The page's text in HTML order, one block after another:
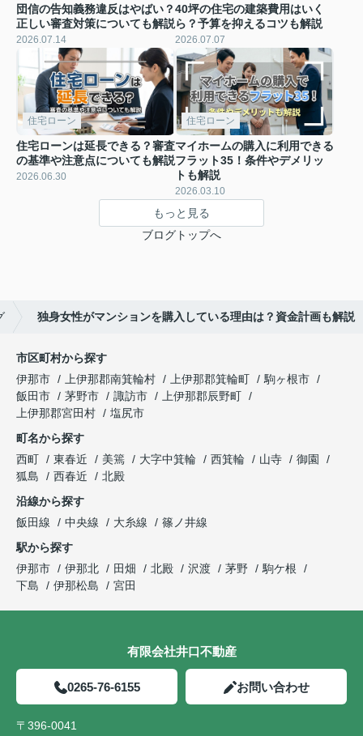
団信の告知義務違反はやばい？
正しい審査対策についても解説
2026.07.14
40坪の住宅の建築費用はいく
ら？予算を抑えるコツも解説
2026.07.07
住宅ローン
住宅ローンは延長できる？審査
の基準や注意点についても解説
2026.06.30
住宅ローン
マイホームの購入に利用できる
フラット35！条件やデメリッ
トも解説
2026.03.10
もっと見る
ブログトップへ
独身女性がマンションを購入している理由は？資金計画も解説
市区町村から探す
伊那市
上伊那郡南箕輪村 上伊那郡箕輪町
駒ヶ根市
飯田市
茅野市 諏訪市
上伊那郡辰野町
上伊那郡宮田村
塩尻市
町名から探す
西町
東春近 美篶 大字中箕輪 西箕輪 山寺
御園
狐島
西春近
北殿
沿線から探す
飯田線
中央線 大糸線
篠ノ井線
駅から探す
伊那市
伊那北 田畑 北殿 沢渡 茅野
駒ケ根
下島
伊那松島 宮田
有限会社井口不動産
0265-76-6155 お問い合わせ
〒396-0041